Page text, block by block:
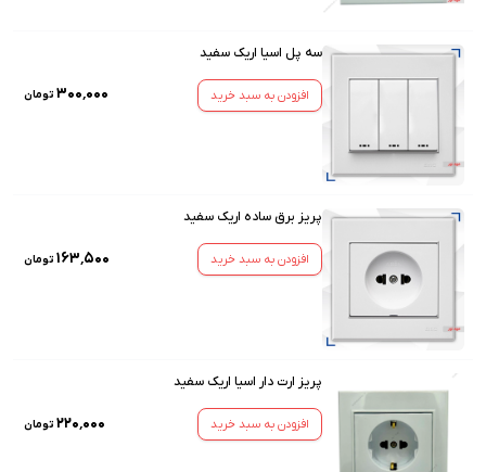
سه پل اسیا اریک سفید
افزودن به سبد خرید ۳۰۰٬۰۰۰ تومان
پریز برق ساده اریک سفید
افزودن به سبد خرید ۱۶۳٬۵۰۰ تومان
پریز ارت دار اسیا اریک سفید
افزودن به سبد خرید ۲۲۰٬۰۰۰ تومان